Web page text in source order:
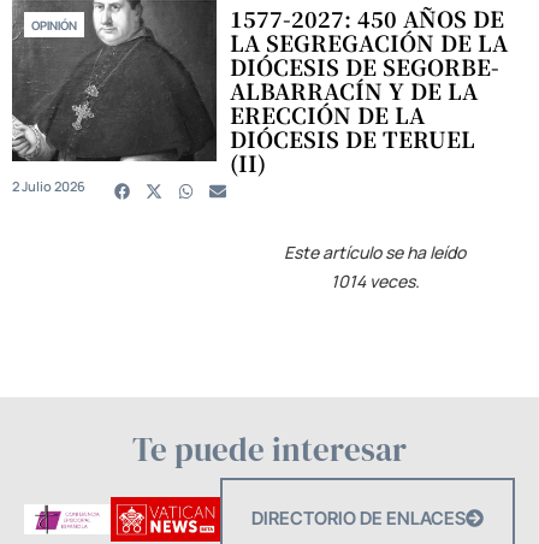
OPINIÓN 1577-2027: 450 AÑOS DE
LA SEGREGACIÓN DE LA
DIÓCESIS DE SEGORBE-
ALBARRACÍN Y DE LA
ERECCIÓN DE LA
DIÓCESIS DE TERUEL
(II)
2 Julio 2026
Este artículo se ha leído
1014 veces.
Te puede interesar
DIRECTORIO DE ENLACES